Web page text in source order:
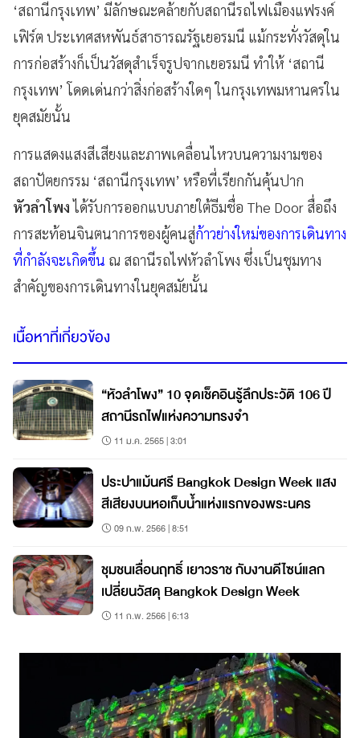
‘สถานีกรุงเทพ’ มีลักษณะคล้ายกับสถานีรถไฟเมืองแฟรงค์
เฟิร์ต ประเทศสหพันธ์สาธารณรัฐเยอรมนี แม้กระทั่งวัสดุใน
การก่อสร้างก็เป็นวัสดุสำเร็จรูปจากเยอรมนี ทำให้ ‘สถานี
กรุงเทพ’ โดดเด่นกว่าสิ่งก่อสร้างใดๆ ในกรุงเทพมหานครใน
ยุคสมัยนั้น
การแสดงแสงสีเสียงและภาพเคลื่อนไหวบนความงามของ
สถาปัตยกรรม ‘สถานีกรุงเทพ’ หรือที่เรียกกันคุ้นปาก
หัวลำโพงได้รับการออกแบบภายใต้ธีมชื่อ The Door สื่อถึง
การสะท้อนจินตนาการของผู้คนสู่ก้าวย่างใหม่ของการเดินทาง
ที่กำลังจะเกิดขึ้น ณ สถานีรถไฟหัวลำโพง ซึ่งเป็นชุมทาง
สำคัญของการเดินทางในยุคสมัยนั้น
เนื้อหาที่เกี่ยวข้อง
“หัวลำโพง” 10 จุดเช็คอินรู้ลึกประวัติ 106 ปี
สถานีรถไฟแห่งความทรงจำ
11 ม.ค. 2565 | 3:01
ประปาแม้นศรี Bangkok Design Week แสง
สีเสียงบนหอเก็บน้ำแห่งแรกของพระนคร
09 ก.พ. 2566 | 8:51
ชุมชนเลื่อนฤทธิ์ เยาวราช กับงานดีไซน์แลก
เปลี่ยนวัสดุ Bangkok Design Week
11 ก.พ. 2566 | 6:13